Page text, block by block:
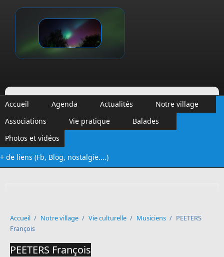
Vinalmont
Accueil Agenda Actualités
Notre village
Associations
Vie pratique
Balades
Photos et vidéos
+ de liens (Fb, Blog, nostalgie....)
Accueil / Notre village / Vie culturelle / Musiciens / PEETERS
François
PEETERS François